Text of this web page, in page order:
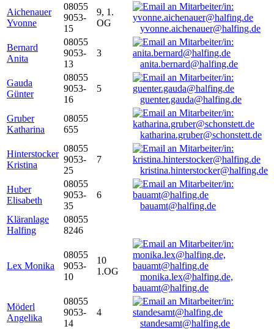
Aichenauer
Yvonne
08055
9053-
15
9, 1.
OG
yvonne.aichenauer@halfing.de
Bernard
Anita
08055
9053-
13
3
anita.bernard@halfing.de
Gauda
Günter
08055
9053-
16
5
guenter.gauda@halfing.de
Gruber
Katharina
08055
655
katharina.gruber@schonstett.de
Hinterstocker
Kristina
08055
9053-
25
7
kristina.hinterstocker@halfing.de
Huber
Elisabeth
08055
9053-
35
6
bauamt@halfing.de
Kläranlage
Halfing
08055
8246
Lex Monika
08055
9053-
10
10
1.OG
monika.lex@halfing.de,
bauamt@halfing.de
Möderl
Angelika
08055
9053-
14
4
standesamt@halfing.de